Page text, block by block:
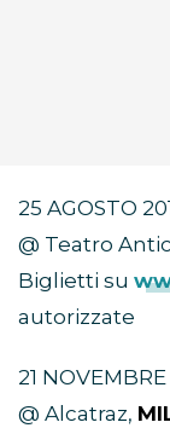
25 AGOSTO
@ Teatro
Biglietti su
autorizzate
21 NOVEMBRE
@ Alcatraz,